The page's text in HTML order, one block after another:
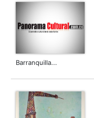
Barranquilla...